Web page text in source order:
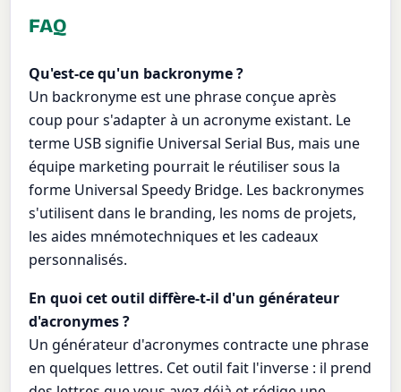
FAQ
Qu'est-ce qu'un backronyme ?
Un backronyme est une phrase conçue après
coup pour s'adapter à un acronyme existant. Le
terme USB signifie Universal Serial Bus, mais une
équipe marketing pourrait le réutiliser sous la
forme Universal Speedy Bridge. Les backronymes
s'utilisent dans le branding, les noms de projets,
les aides mnémotechniques et les cadeaux
personnalisés.
En quoi cet outil diffère-t-il d'un générateur
d'acronymes ?
Un générateur d'acronymes contracte une phrase
en quelques lettres. Cet outil fait l'inverse : il prend